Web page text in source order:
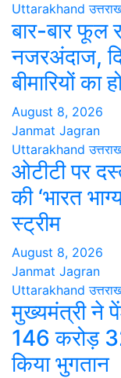
Uttarakhand
बार-बार फूल
नजरअंदाज,
बीमारियों
August 8, 2026
Janmat Jagran
Uttarakhand
ओटीटी पर
की ‘भारत
स्ट्रीम
August 8, 2026
Janmat Jagran
Uttarakhand
मुख्यमंत्री ने
146 करोड़
किया भुगतान